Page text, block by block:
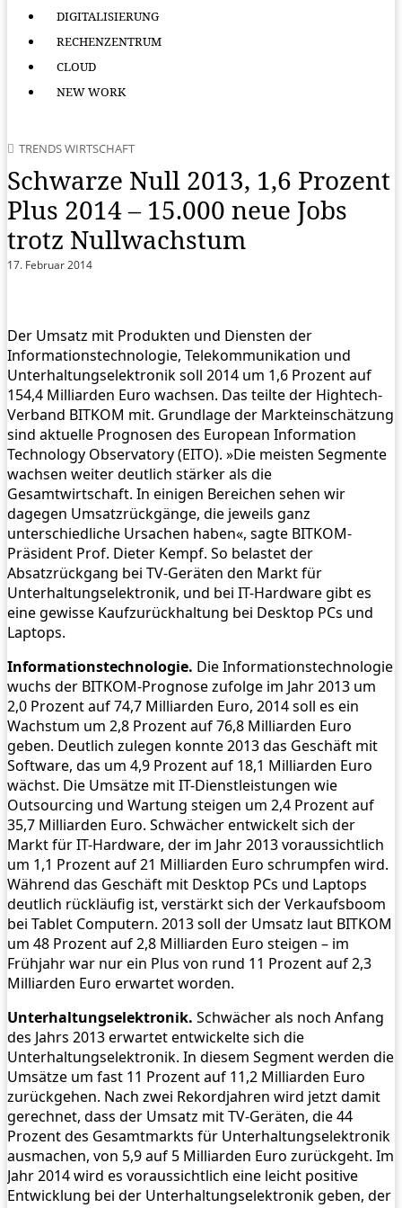
DIGITALISIERUNG
RECHENZENTRUM
CLOUD
NEW WORK
TRENDS WIRTSCHAFT
Schwarze Null 2013, 1,6 Prozent
Plus 2014 – 15.000 neue Jobs
trotz Nullwachstum
17. Februar 2014
Der Umsatz mit Produkten und Diensten der
Informationstechnologie, Telekommunikation und
Unterhaltungselektronik soll 2014 um 1,6 Prozent auf
154,4 Milliarden Euro wachsen. Das teilte der Hightech-
Verband BITKOM mit. Grundlage der Markteinschätzung
sind aktuelle Prognosen des European Information
Technology Observatory (EITO). »Die meisten Segmente
wachsen weiter deutlich stärker als die
Gesamtwirtschaft. In einigen Bereichen sehen wir
dagegen Umsatzrückgänge, die jeweils ganz
unterschiedliche Ursachen haben«, sagte BITKOM-
Präsident Prof. Dieter Kempf. So belastet der
Absatzrückgang bei TV-Geräten den Markt für
Unterhaltungselektronik, und bei IT-Hardware gibt es
eine gewisse Kaufzurückhaltung bei Desktop PCs und
Laptops.
Informationstechnologie. Die Informationstechnologie
wuchs der BITKOM-Prognose zufolge im Jahr 2013 um
2,0 Prozent auf 74,7 Milliarden Euro, 2014 soll es ein
Wachstum um 2,8 Prozent auf 76,8 Milliarden Euro
geben. Deutlich zulegen konnte 2013 das Geschäft mit
Software, das um 4,9 Prozent auf 18,1 Milliarden Euro
wächst. Die Umsätze mit IT-Dienstleistungen wie
Outsourcing und Wartung steigen um 2,4 Prozent auf
35,7 Milliarden Euro. Schwächer entwickelt sich der
Markt für IT-Hardware, der im Jahr 2013 voraussichtlich
um 1,1 Prozent auf 21 Milliarden Euro schrumpfen wird.
Während das Geschäft mit Desktop PCs und Laptops
deutlich rückläufig ist, verstärkt sich der Verkaufsboom
bei Tablet Computern. 2013 soll der Umsatz laut BITKOM
um 48 Prozent auf 2,8 Milliarden Euro steigen – im
Frühjahr war nur ein Plus von rund 11 Prozent auf 2,3
Milliarden Euro erwartet worden.
Unterhaltungselektronik. Schwächer als noch Anfang
des Jahrs 2013 erwartet entwickelte sich die
Unterhaltungselektronik. In diesem Segment werden die
Umsätze um fast 11 Prozent auf 11,2 Milliarden Euro
zurückgehen. Nach zwei Rekordjahren wird jetzt damit
gerechnet, dass der Umsatz mit TV-Geräten, die 44
Prozent des Gesamtmarkts für Unterhaltungselektronik
ausmachen, von 5,9 auf 5 Milliarden Euro zurückgeht. Im
Jahr 2014 wird es voraussichtlich eine leicht positive
Entwicklung bei der Unterhaltungselektronik geben, der